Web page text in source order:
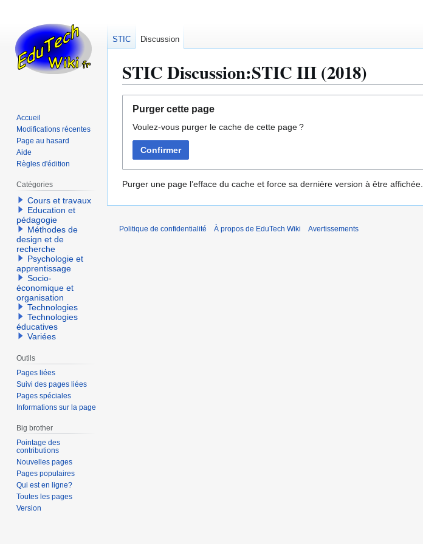
STIC Discussion:STIC III (2018)
navigation
recherche
Purger cette page
Voulez-vous purger le cache de cette page ?
Confirmer
Purger une page l’efface du cache et force sa dernière version à être affichée.
STIC Discussion
Accueil
Modifications récentes
Page au hasard
Aide
Règles d'édition
Catégories
Cours et travaux
Education et
pédagogie
Méthodes de
design et de
recherche
Psychologie et
apprentissage
Socio-
économique et
organisation
Technologies
Technologies
éducatives
Variées
Outils
Pages liées
Suivi des pages liées
Pages spéciales
Informations sur la page
Big brother
Pointage des
contributions
Nouvelles pages
Pages populaires
Qui est en ligne?
Toutes les pages
Version
Politique de confidentialité À propos de EduTech Wiki Avertissements